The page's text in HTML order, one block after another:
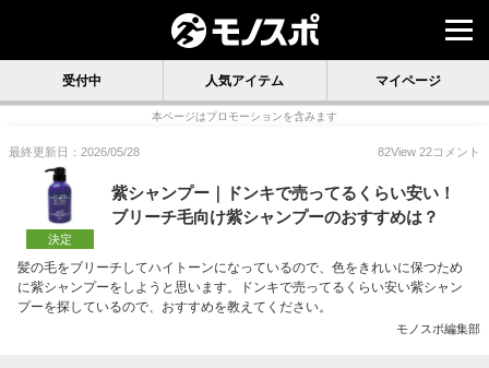
受付中 人気アイテム マイページ
本ページはプロモーションを含みます
最終更新日：2026/05/28 82View 22コメント
決定
紫シャンプー｜ドンキで売ってるくらい安い！
ブリーチ毛向け紫シャンプーのおすすめは？
髪の毛をブリーチしてハイトーンになっているので、色をきれいに保つため
に紫シャンプーをしようと思います。ドンキで売ってるくらい安い紫シャン
プーを探しているので、おすすめを教えてください。
モノスポ編集部